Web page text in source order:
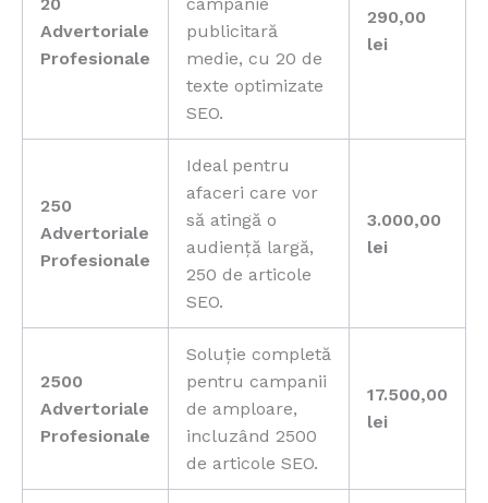
Advertoriale
Profesionale
publicitară
medie, cu 20 de
texte optimizate
SEO.
290,00
lei
250
Advertoriale
Profesionale
Ideal pentru
afaceri care vor
să atingă o
audiență largă,
250 de articole
SEO.
3.000,00
lei
2500
Advertoriale
Profesionale
Soluție completă
pentru campanii
de amploare,
incluzând 2500
de articole SEO.
17.500,00
lei